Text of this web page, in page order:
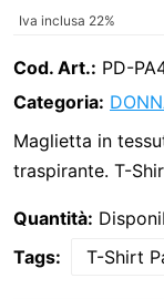
Iva inclusa 22%
Cod. Art.: PD-
Categoria:
Maglietta in
traspirante. T-
Quantità:
Tags:
T-Shirt